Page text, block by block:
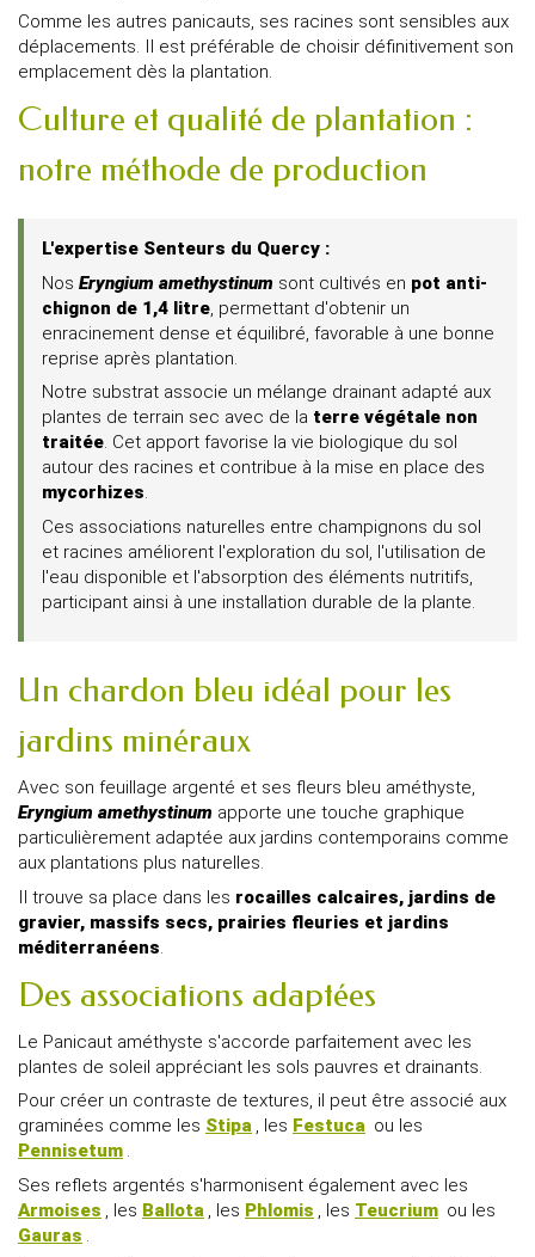
Comme les autres panicauts, ses racines sont sensibles aux
déplacements. Il est préférable de choisir définitivement son
emplacement dès la plantation.
Culture et qualité de plantation :
notre méthode de production
L'expertise Senteurs du Quercy :
Nos Eryngium amethystinum sont cultivés en pot anti-
chignon de 1,4 litre, permettant d'obtenir un
enracinement dense et équilibré, favorable à une bonne
reprise après plantation.
Notre substrat associe un mélange drainant adapté aux
plantes de terrain sec avec de la terre végétale non
traitée. Cet apport favorise la vie biologique du sol
autour des racines et contribue à la mise en place des
mycorhizes.
Ces associations naturelles entre champignons du sol
et racines améliorent l'exploration du sol, l'utilisation de
l'eau disponible et l'absorption des éléments nutritifs,
participant ainsi à une installation durable de la plante.
Un chardon bleu idéal pour les
jardins minéraux
Avec son feuillage argenté et ses fleurs bleu améthyste,
Eryngium amethystinum apporte une touche graphique
particulièrement adaptée aux jardins contemporains comme
aux plantations plus naturelles.
Il trouve sa place dans les rocailles calcaires, jardins de
gravier, massifs secs, prairies fleuries et jardins
méditerranéens.
Des associations adaptées
Le Panicaut améthyste s'accorde parfaitement avec les
plantes de soleil appréciant les sols pauvres et drainants.
Pour créer un contraste de textures, il peut être associé aux
graminées comme les Stipa , les Festuca ou les
Pennisetum .
Ses reflets argentés s'harmonisent également avec les
Armoises , les Ballota , les Phlomis , les Teucrium ou les
Gauras .